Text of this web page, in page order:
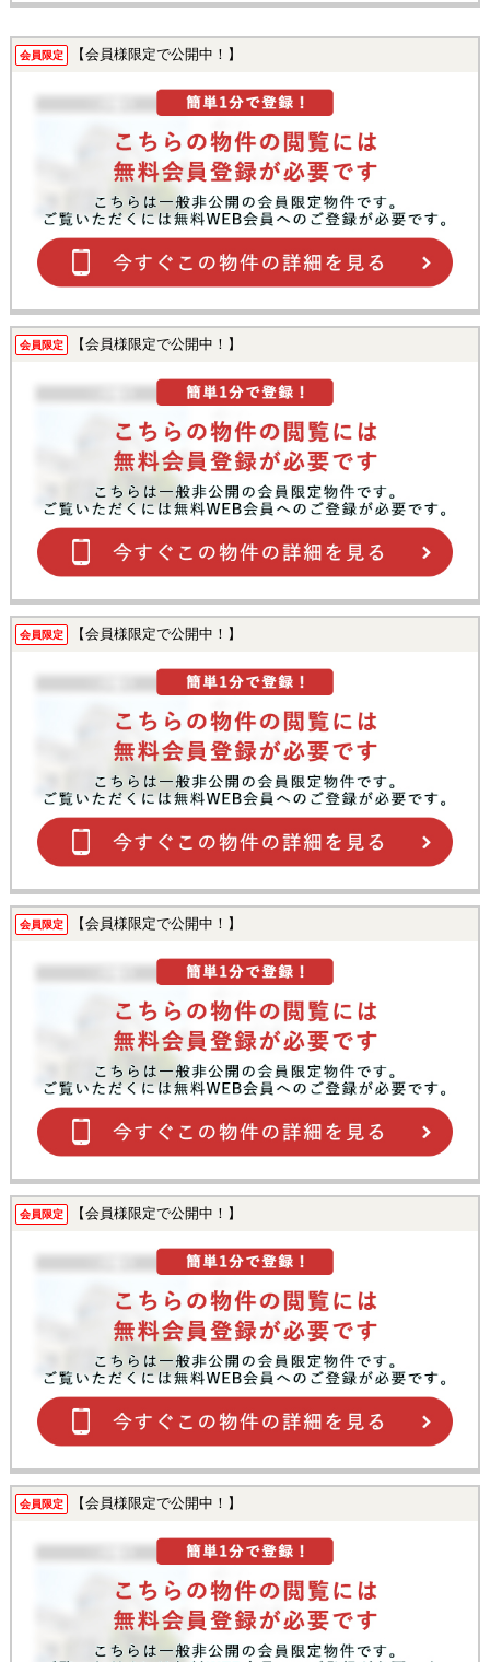
会員限定 【会員様限定で公開中！】
会員限定 【会員様限定で公開中！】
会員限定 【会員様限定で公開中！】
会員限定 【会員様限定で公開中！】
会員限定 【会員様限定で公開中！】
会員限定 【会員様限定で公開中！】